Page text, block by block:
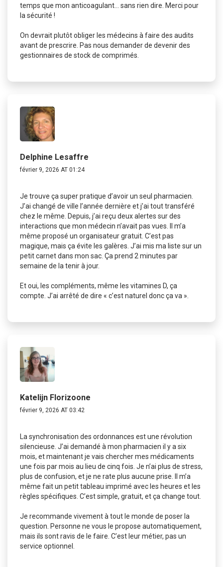
temps que mon anticoagulant… sans rien dire. Merci pour
la sécurité !
On devrait plutôt obliger les médecins à faire des audits
avant de prescrire. Pas nous demander de devenir des
gestionnaires de stock de comprimés.
Delphine Lesaffre
février 9, 2026 AT 01:24
Je trouve ça super pratique d’avoir un seul pharmacien.
J’ai changé de ville l’année dernière et j’ai tout transféré
chez le même. Depuis, j’ai reçu deux alertes sur des
interactions que mon médecin n’avait pas vues. Il m’a
même proposé un organisateur gratuit. C’est pas
magique, mais ça évite les galères. J’ai mis ma liste sur un
petit carnet dans mon sac. Ça prend 2 minutes par
semaine de la tenir à jour.
Et oui, les compléments, même les vitamines D, ça
compte. J’ai arrêté de dire « c’est naturel donc ça va ».
Katelijn Florizoone
février 9, 2026 AT 03:42
La synchronisation des ordonnances est une révolution
silencieuse. J’ai demandé à mon pharmacien il y a six
mois, et maintenant je vais chercher mes médicaments
une fois par mois au lieu de cinq fois. Je n’ai plus de stress,
plus de confusion, et je ne rate plus aucune prise. Il m’a
même fait un petit tableau imprimé avec les heures et les
règles spécifiques. C’est simple, gratuit, et ça change tout.
Je recommande vivement à tout le monde de poser la
question. Personne ne vous le propose automatiquement,
mais ils sont ravis de le faire. C’est leur métier, pas un
service optionnel.